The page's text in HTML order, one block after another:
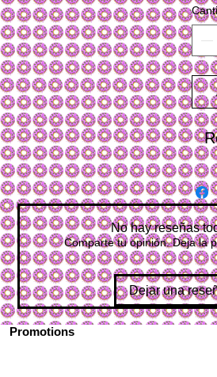
No hay reseñas
Comparte tu opinión. Deja la
Dejar una
Promotions